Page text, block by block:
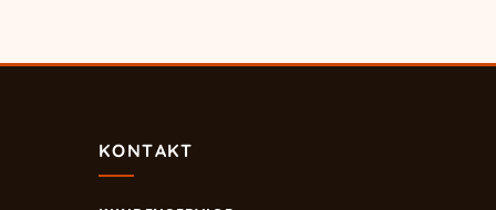
KONTAKT